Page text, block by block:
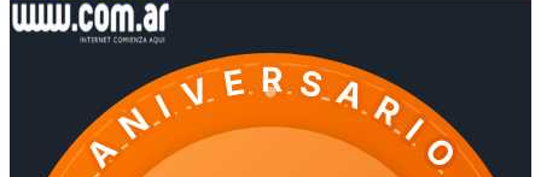
ANIVERSARIO